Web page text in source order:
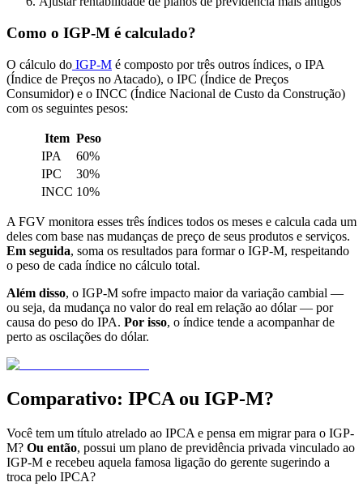
Como o IGP-M é calculado?
O cálculo do IGP-M é composto por três outros índices, o IPA
(Índice de Preços no Atacado), o IPC (Índice de Preços
Consumidor) e o INCC (Índice Nacional de Custo da Construção)
com os seguintes pesos:
Item Peso
IPA
60%
IPC
30%
INCC 10%
A FGV monitora esses três índices todos os meses e calcula cada um
deles com base nas mudanças de preço de seus produtos e serviços.
Em seguida, soma os resultados para formar o IGP-M, respeitando
o peso de cada índice no cálculo total.
Além disso, o IGP-M sofre impacto maior da variação cambial —
ou seja, da mudança no valor do real em relação ao dólar — por
causa do peso do IPA. Por isso, o índice tende a acompanhar de
perto as oscilações do dólar.
Comparativo: IPCA ou IGP-M?
Você tem um título atrelado ao IPCA e pensa em migrar para o IGP-
M? Ou então, possui um plano de previdência privada vinculado ao
IGP-M e recebeu aquela famosa ligação do gerente sugerindo a
troca pelo IPCA?